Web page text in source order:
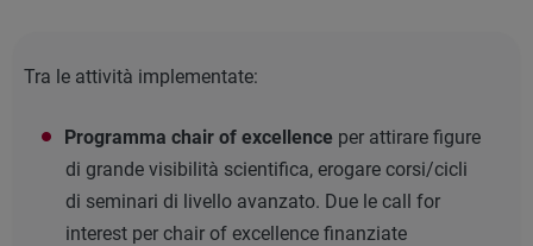
Tra le attività implementate:
Programma chair of excellence per attirare figure
di grande visibilità scientifica, erogare corsi/cicli
di seminari di livello avanzato. Due le call for
interest per chair of excellence finanziate